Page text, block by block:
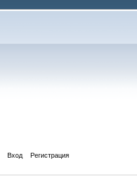
Вход Регистрация